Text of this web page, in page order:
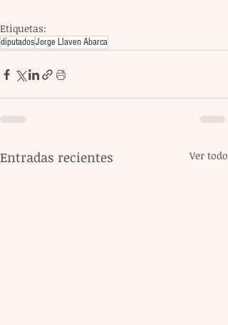
Etiquetas:
diputadosJorge Llaven Abarca
Entradas recientes Ver todo